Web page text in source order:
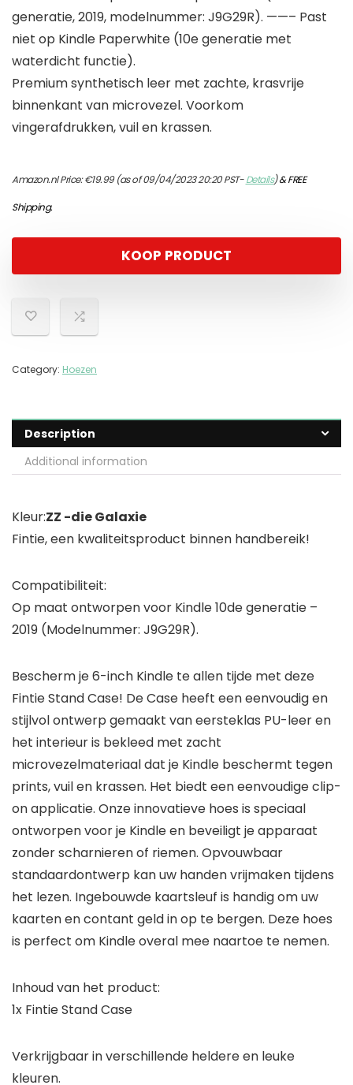
generatie, 2019, modelnummer: J9G29R). ——– Past
niet op Kindle Paperwhite (10e generatie met
waterdicht functie).
Premium synthetisch leer met zachte, krasvrije
binnenkant van microvezel. Voorkom
vingerafdrukken, vuil en krassen.
Amazon.nl Price:€19.99(as of 09/04/2023 20:20 PST-Details)&FREE
Shipping.
KOOP PRODUCT
Category: Hoezen
Description
Additional information
Kleur:ZZ -die Galaxie
Fintie, een kwaliteitsproduct binnen handbereik!
Compatibiliteit:
Op maat ontworpen voor Kindle 10de generatie –
2019 (Modelnummer: J9G29R).
Bescherm je 6-inch Kindle te allen tijde met deze
Fintie Stand Case! De Case heeft een eenvoudig en
stijlvol ontwerp gemaakt van eersteklas PU-leer en
het interieur is bekleed met zacht
microvezelmateriaal dat je Kindle beschermt tegen
prints, vuil en krassen. Het biedt een eenvoudige clip-
on applicatie. Onze innovatieve hoes is speciaal
ontworpen voor je Kindle en beveiligt je apparaat
zonder scharnieren of riemen. Opvouwbaar
standaardontwerp kan uw handen vrijmaken tijdens
het lezen. Ingebouwde kaartsleuf is handig om uw
kaarten en contant geld in op te bergen. Deze hoes
is perfect om Kindle overal mee naartoe te nemen.
Inhoud van het product:
1x Fintie Stand Case
Verkrijgbaar in verschillende heldere en leuke
kleuren.